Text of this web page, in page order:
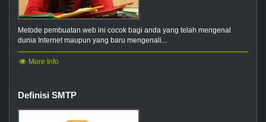
Metode pembuatan web ini cocok bagi anda yang telah mengenal
dunia Internet maupun yang baru mengenali...
More Info
Definisi SMTP